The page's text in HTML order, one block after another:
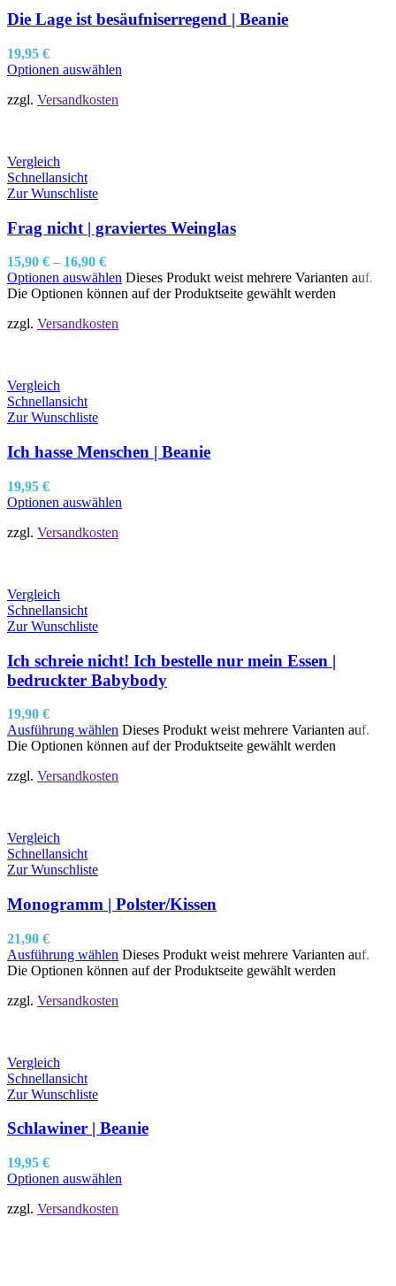
Die Lage ist besäufniserregend | Beanie
19,95 €
Optionen auswählen
zzgl. Versandkosten
Vergleich
Schnellansicht
Zur Wunschliste
Frag nicht | graviertes Weinglas
15,90 € – 16,90 €
Optionen auswählen Dieses Produkt weist mehrere Varianten auf.
Die Optionen können auf der Produktseite gewählt werden
zzgl. Versandkosten
Vergleich
Schnellansicht
Zur Wunschliste
Ich hasse Menschen | Beanie
19,95 €
Optionen auswählen
zzgl. Versandkosten
Vergleich
Schnellansicht
Zur Wunschliste
Ich schreie nicht! Ich bestelle nur mein Essen |
bedruckter Babybody
19,90 €
Ausführung wählen Dieses Produkt weist mehrere Varianten auf.
Die Optionen können auf der Produktseite gewählt werden
zzgl. Versandkosten
Vergleich
Schnellansicht
Zur Wunschliste
Monogramm | Polster/Kissen
21,90 €
Ausführung wählen Dieses Produkt weist mehrere Varianten auf.
Die Optionen können auf der Produktseite gewählt werden
zzgl. Versandkosten
Vergleich
Schnellansicht
Zur Wunschliste
Schlawiner | Beanie
19,95 €
Optionen auswählen
zzgl. Versandkosten